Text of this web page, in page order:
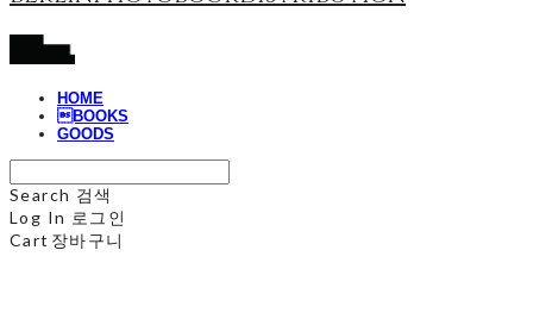
HOME
BOOKS
GOODS
Search 검색
Log In 로그인
Cart 장바구니